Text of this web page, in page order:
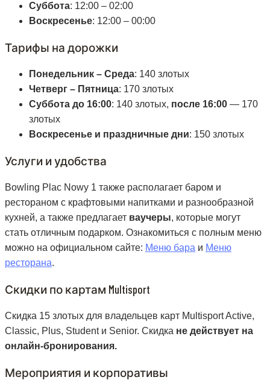
Суббота: 12:00 – 02:00
Воскресенье: 12:00 – 00:00
Тарифы на дорожки
Понедельник – Среда: 140 злотых
Четверг – Пятница: 170 злотых
Суббота до 16:00: 140 злотых, после 16:00 — 170
злотых
Воскресенье и праздничные дни: 150 злотых
Услуги и удобства
Bowling Plac Nowy 1 также располагает баром и
рестораном с крафтовыми напитками и разнообразной
кухней, а также предлагает ваучеры, которые могут
стать отличным подарком. Ознакомиться с полным меню
можно на официальном сайте: Меню бара и Меню
ресторана.
Скидки по картам Multisport
Скидка 15 злотых для владельцев карт Multisport Active,
Classic, Plus, Student и Senior. Скидка не действует на
онлайн-бронирования.
Мероприятия и корпоративы